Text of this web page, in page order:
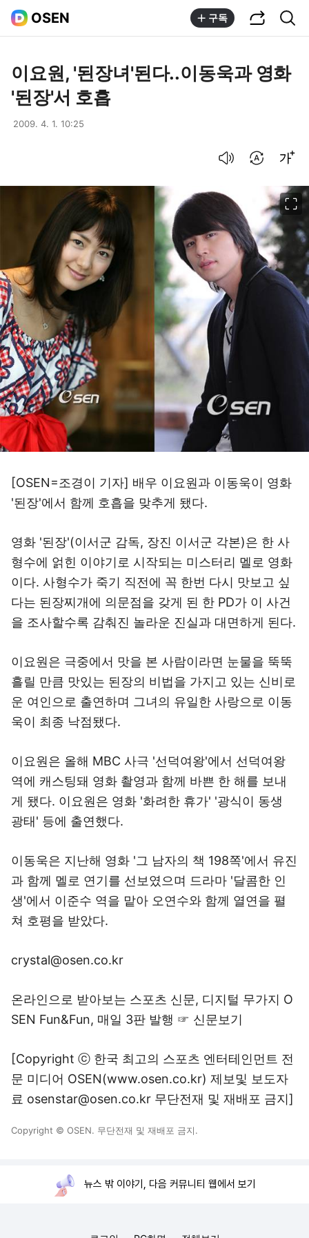
OSEN 구독
이요원, '된장녀'된다..이동욱과 영화
'된장'서 호흡
2009. 4. 1. 10:25
[OSEN=조경이 기자] 배우 이요원과 이동욱이 영화
'된장'에서 함께 호흡을 맞추게 됐다.
영화 '된장'(이서군 감독, 장진 이서군 각본)은 한 사
형수에 얽힌 이야기로 시작되는 미스터리 멜로 영화
이다. 사형수가 죽기 직전에 꼭 한번 다시 맛보고 싶
다는 된장찌개에 의문점을 갖게 된 한 PD가 이 사건
을 조사할수록 감춰진 놀라운 진실과 대면하게 된다.
이요원은 극중에서 맛을 본 사람이라면 눈물을 뚝뚝
흘릴 만큼 맛있는 된장의 비법을 가지고 있는 신비로
운 여인으로 출연하며 그녀의 유일한 사랑으로 이동
욱이 최종 낙점됐다.
이요원은 올해 MBC 사극 '선덕여왕'에서 선덕여왕
역에 캐스팅돼 영화 촬영과 함께 바쁜 한 해를 보내
게 됐다. 이요원은 영화 '화려한 휴가' '광식이 동생
광태' 등에 출연했다.
이동욱은 지난해 영화 '그 남자의 책 198쪽'에서 유진
과 함께 멜로 연기를 선보였으며 드라마 '달콤한 인
생'에서 이준수 역을 맡아 오연수와 함께 열연을 펼
쳐 호평을 받았다.
crystal@osen.co.kr
온라인으로 받아보는 스포츠 신문, 디지털 무가지 O
SEN Fun&Fun, 매일 3판 발행 ☞ 신문보기
[Copyright ⓒ 한국 최고의 스포츠 엔터테인먼트 전
문 미디어 OSEN(www.osen.co.kr) 제보및 보도자
료 osenstar@osen.co.kr 무단전재 및 재배포 금지]
Copyright © OSEN. 무단전재 및 재배포 금지.
뉴스 밖 이야기, 다음 커뮤니티 웹에서 보기